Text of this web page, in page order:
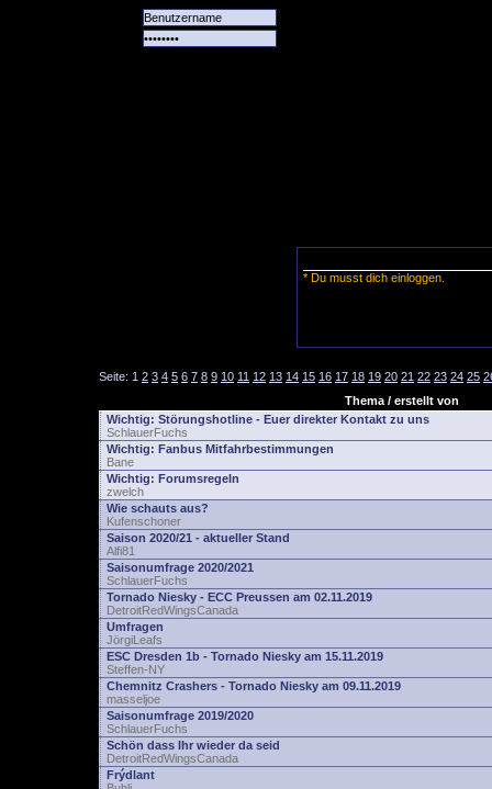
* Du musst dich einloggen.
Seite: 1 2 3 4 5 6 7 8 9 10 11 12 13 14 15 16 17 18 19 20 21 22 23 24 25
Thema / erstellt von
Wichtig: Störungshotline - Euer direkter Kontakt zu uns
SchlauerFuchs
Wichtig: Fanbus Mitfahrbestimmungen
Bane
Wichtig: Forumsregeln
zwelch
Wie schauts aus?
Kufenschoner
Saison 2020/21 - aktueller Stand
Alfi81
Saisonumfrage 2020/2021
SchlauerFuchs
Tornado Niesky - ECC Preussen am 02.11.2019
DetroitRedWingsCanada
Umfragen
JörgiLeafs
ESC Dresden 1b - Tornado Niesky am 15.11.2019
Steffen-NY
Chemnitz Crashers - Tornado Niesky am 09.11.2019
masseljoe
Saisonumfrage 2019/2020
SchlauerFuchs
Schön dass Ihr wieder da seid
DetroitRedWingsCanada
Frýdlant